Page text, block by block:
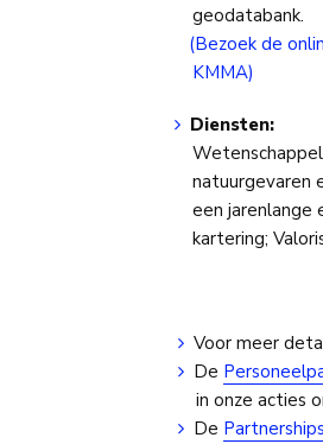
geodatabank.
(Bezoek de
KMMA)
Diensten:
natuurgevaren
een jarenlange
kartering;
Voor meer
De
in onze acties
De Partnerships